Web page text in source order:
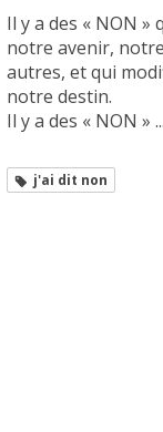
Il y a des « NON »
notre avenir,
autres, et qui
notre destin.
Il y a des « NON » ...
j'ai dit non